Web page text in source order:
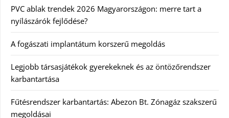
PVC ablak trendek 2026 Magyarországon: merre tart a
nyílászárók fejlődése?
A fogászati implantátum korszerű megoldás
Legjobb társasjátékok gyerekeknek és az öntözőrendszer
karbantartása
Fűtésrendszer karbantartás: Abezon Bt. Zónagáz szakszerű
megoldásai